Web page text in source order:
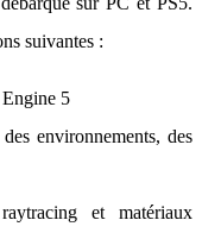
suivantes :
Engine 5
environnements, des
et matériaux